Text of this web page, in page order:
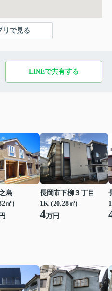
リで見る
LINEで共有する
島
㎡)
長岡市下柳３丁目
1K (20.28㎡)
4万円